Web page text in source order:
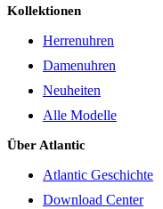
Kollektionen
Herrenuhren
Damenuhren
Neuheiten
Alle Modelle
Über Atlantic
Atlantic Geschichte
Download Center